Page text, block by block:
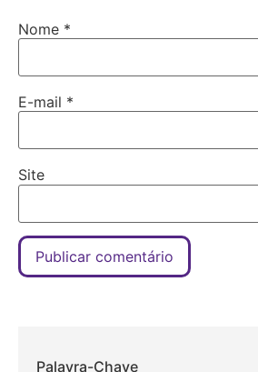
Nome *
E-mail *
Site
Palavra-Chave